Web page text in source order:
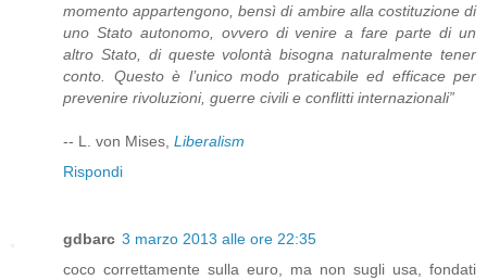
momento appartengono, bensì di ambire alla costituzione di
uno Stato autonomo, ovvero di venire a fare parte di un
altro Stato, di queste volontà bisogna naturalmente tener
conto. Questo è l’unico modo praticabile ed efficace per
prevenire rivoluzioni, guerre civili e conflitti internazionali”
-- L. von Mises, Liberalism
Rispondi
gdbarc 3 marzo 2013 alle ore 22:35
coco correttamente sulla euro, ma non sugli usa, fondati